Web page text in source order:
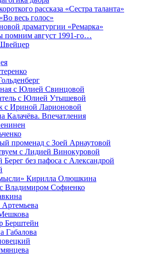
рассказа «Сестра таланта»
весь голос»
драматургии «Ремарка»
помним август 1991-го…
с Юлией Свинцовой
с Юлией Утышевой
с Ириной Ларионовой
Калачёва. Впечатления
променад с Зоей Арнаутовой
с Лидией Винокуровой
Берег без пафоса с Александрой
Кирилла Олюшкина
с Владимиром Софиенко
Артемьева
Берштейн
Габалова